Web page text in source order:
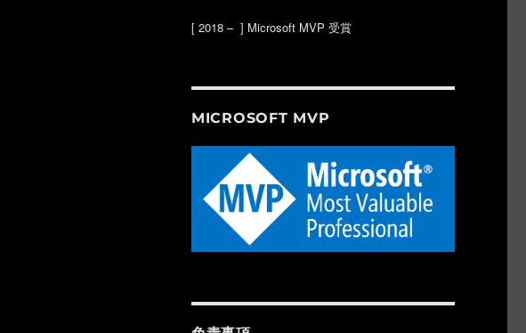
[ 2018 – ] Microsoft MVP 受賞
MICROSOFT MVP